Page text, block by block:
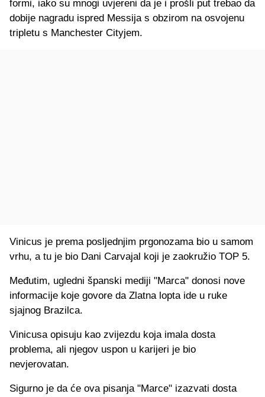
formi, iako su mnogi uvjereni da je i prošli put trebao da
dobije nagradu ispred Messija s obzirom na osvojenu
tripletu s Manchester Cityjem.
Vinicus je prema posljednjim prgonozama bio u samom
vrhu, a tu je bio Dani Carvajal koji je zaokružio TOP 5.
Međutim, ugledni španski mediji "Marca" donosi nove
informacije koje govore da Zlatna lopta ide u ruke
sjajnog Brazilca.
Vinicusa opisuju kao zvijezdu koja imala dosta
problema, ali njegov uspon u karijeri je bio
nevjerovatan.
Sigurno je da će ova pisanja "Marce" izazvati dosta